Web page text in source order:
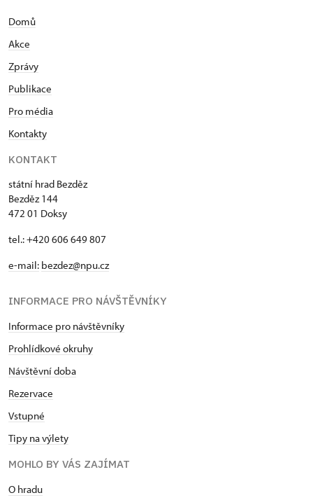
Domů
Akce
Zprávy
Publikace
Pro média
Kontakty
KONTAKT
státní hrad Bezděz
Bezděz 144
472 01 Doksy
tel.: +420 606 649 807
e-mail: bezdez@npu.cz
INFORMACE PRO NÁVŠTĚVNÍKY
Informace pro návštěvníky
Prohlídkové okruhy
Návštěvní doba
Rezervace
Vstupné
Tipy na výlety
MOHLO BY VÁS ZAJÍMAT
O hradu